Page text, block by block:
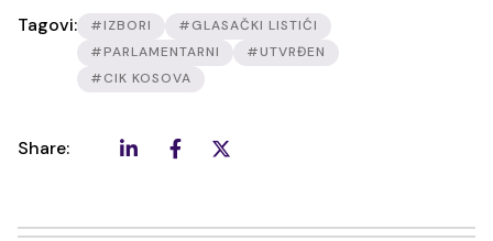
Tagovi: #IZBORI
#GLASAČKI LISTIĆI
#PARLAMENTARNI
#UTVRĐEN
#CIK KOSOVA
Share: